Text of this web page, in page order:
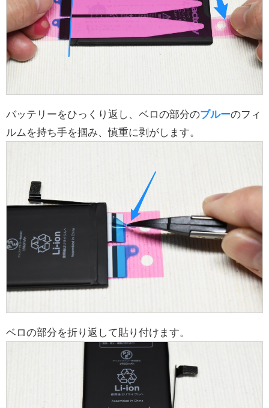
バッテリーをひっくり返し、ベロの部分のブルーのフィ
ルムを持ち手を掴み、慎重に剥がします。
ベロの部分を折り返して貼り付けます。